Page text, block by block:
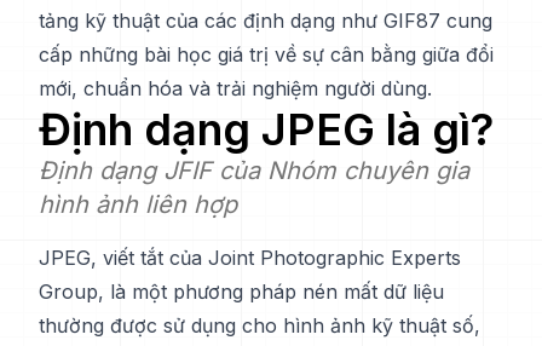
tảng kỹ thuật của các định dạng như GIF87 cung
cấp những bài học giá trị về sự cân bằng giữa đổi
mới, chuẩn hóa và trải nghiệm người dùng.
Định dạng JPEG là gì?
Định dạng JFIF của Nhóm chuyên gia
hình ảnh liên hợp
JPEG, viết tắt của Joint Photographic Experts
Group, là một phương pháp nén mất dữ liệu
thường được sử dụng cho hình ảnh kỹ thuật số,